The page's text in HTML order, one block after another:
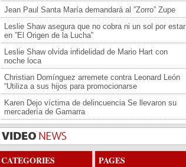
Jean Paul Santa María demandará al ”Zorro” Zupe
Leslie Shaw asegura que no cobra ni un sol por estar
en ”El Origen de la Lucha”
Leslie Shaw olvida infidelidad de Mario Hart con
noche loca
Christian Domínguez arremete contra Leonard León
“Utiliza a sus hijos para promocionarse
Karen Dejo víctima de delincuencia Se llevaron su
mercadería de Gamarra
CATEGORIES PAGES